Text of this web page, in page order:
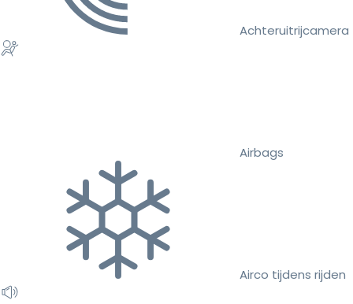
Achteruitrijcamera
Airbags
Airco tijdens rijden